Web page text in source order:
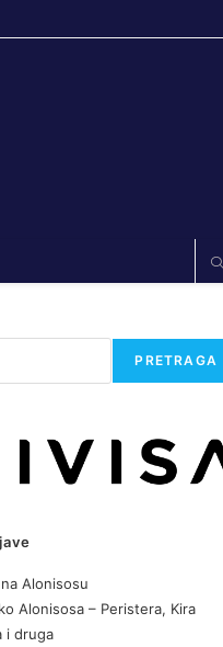
PRETRAGA
Alonisosu
Alonisosa – Peristera, Kira
i druga